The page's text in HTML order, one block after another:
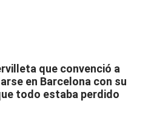
que convenció a
en Barcelona con su
todo estaba perdido